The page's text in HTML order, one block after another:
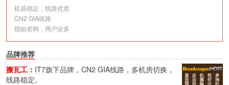
机器稳定，线路优质
CN2 GIA线路
稳如老狗，用户众多
品牌推荐
搬瓦工： IT7旗下品牌，CN2 GIA线路，多机房切换，
线路稳定。